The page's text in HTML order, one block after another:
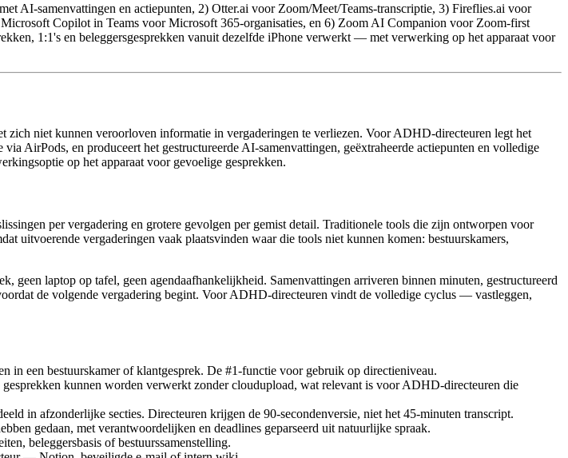
AI-samenvattingen en actiepunten, 2) Otter.ai voor Zoom/Meet/Teams-transcriptie, 3) Fireflies.ai voor
Copilot in Teams voor Microsoft 365-organisaties, en 6) Zoom AI Companion voor Zoom-first
1:1's en beleggersgesprekken vanuit dezelfde iPhone verwerkt — met verwerking op het apparaat voor
niet kunnen veroorloven informatie in vergaderingen te verliezen. Voor ADHD-directeuren legt het
AirPods, en produceert het gestructureerde AI-samenvattingen, geëxtraheerde actiepunten en volledige
op het apparaat voor gevoelige gesprekken.
per vergadering en grotere gevolgen per gemist detail. Traditionele tools die zijn ontworpen voor
uitvoerende vergaderingen vaak plaatsvinden waar die tools niet kunnen komen: bestuurskamers,
laptop op tafel, geen agendaafhankelijkheid. Samenvattingen arriveren binnen minuten, gestructureerd
de volgende vergadering begint. Voor ADHD-directeuren vindt de volledige cyclus — vastleggen,
in een bestuurskamer of klantgesprek. De #1-functie voor gebruik op directieniveau.
kunnen worden verwerkt zonder cloudupload, wat relevant is voor ADHD-directeuren die
in afzonderlijke secties. Directeuren krijgen de 90-secondenversie, niet het 45-minuten transcript.
gedaan, met verantwoordelijken en deadlines geparseerd uit natuurlijke spraak.
beleggersbasis of bestuurssamenstelling.